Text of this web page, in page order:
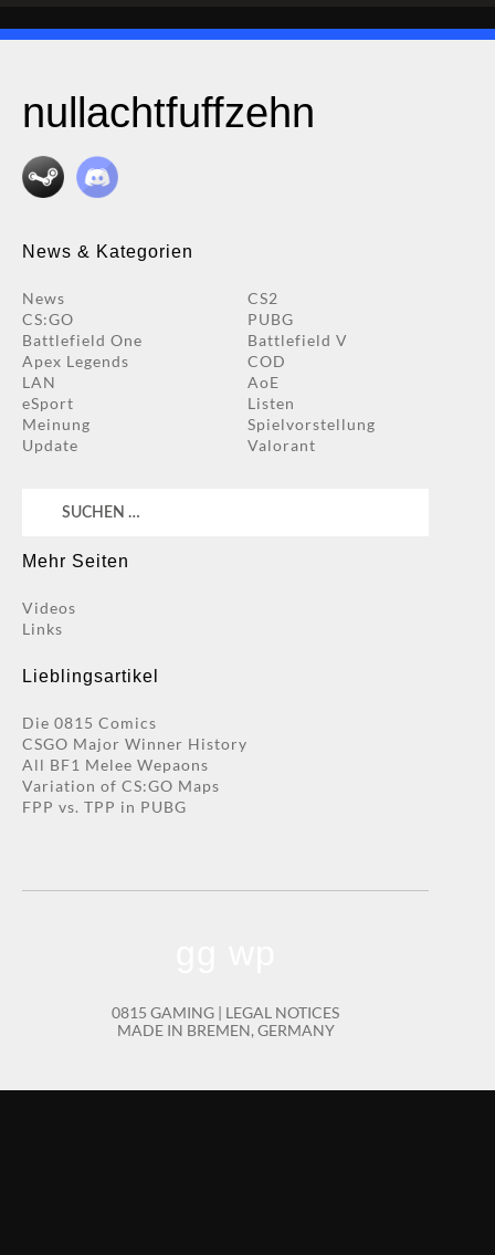
nullachtfuffzehn
News & Kategorien
News
CS2
CS:GO
PUBG
Battlefield One
Battlefield V
Apex Legends
COD
LAN
AoE
eSport
Listen
Meinung
Spielvorstellung
Update
Valorant
Suchen
Mehr Seiten
Videos
Links
Lieblingsartikel
Die 0815 Comics
CSGO Major Winner History
All BF1 Melee Wepaons
Variation of CS:GO Maps
FPP vs. TPP in PUBG
0815 GAMING | LEGAL NOTICES
MADE IN BREMEN, GERMANY